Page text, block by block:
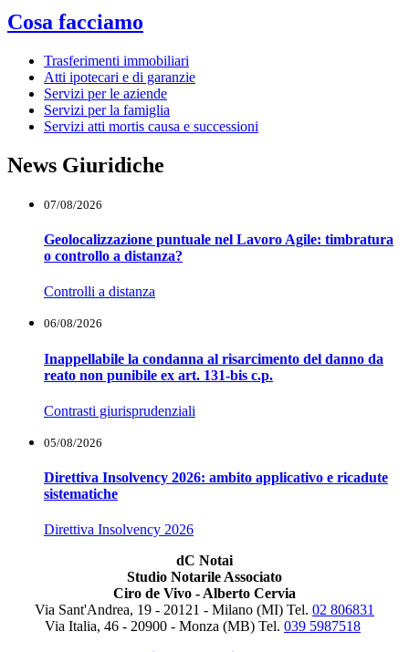
Cosa facciamo
Trasferimenti immobiliari
Atti ipotecari e di garanzie
Servizi per le aziende
Servizi per la famiglia
Servizi atti mortis causa e successioni
News Giuridiche
07/08/2026
Geolocalizzazione puntuale nel Lavoro Agile: timbratura
o controllo a distanza?
Controlli a distanza
06/08/2026
Inappellabile la condanna al risarcimento del danno da
reato non punibile ex art. 131-bis c.p.
Contrasti giurisprudenziali
05/08/2026
Direttiva Insolvency 2026: ambito applicativo e ricadute
sistematiche
Direttiva Insolvency 2026
dC Notai
Studio Notarile Associato
Ciro de Vivo - Alberto Cervia
Via Sant'Andrea, 19 - 20121 - Milano (MI) Tel. 02 806831
Via Italia, 46 - 20900 - Monza (MB) Tel. 039 5987518